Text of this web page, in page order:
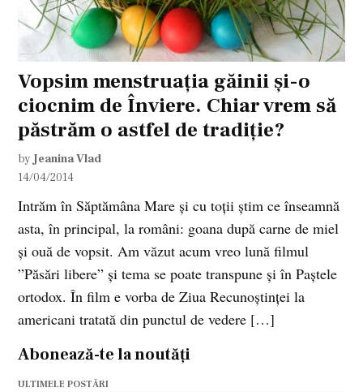
Vopsim menstruația găinii și-o
ciocnim de Înviere. Chiar vrem să
păstrăm o astfel de tradiție?
by Jeanina Vlad
14/04/2014
Intrăm în Săptămâna Mare și cu toții știm ce înseamnă
asta, în principal, la români: goana după carne de miel
și ouă de vopsit. Am văzut acum vreo lună filmul
”Păsări libere” și tema se poate transpune și în Paștele
ortodox. În film e vorba de Ziua Recunoștinței la
americani tratată din punctul de vedere […]
Abonează-te la noutăți
ULTIMELE POSTĂRI